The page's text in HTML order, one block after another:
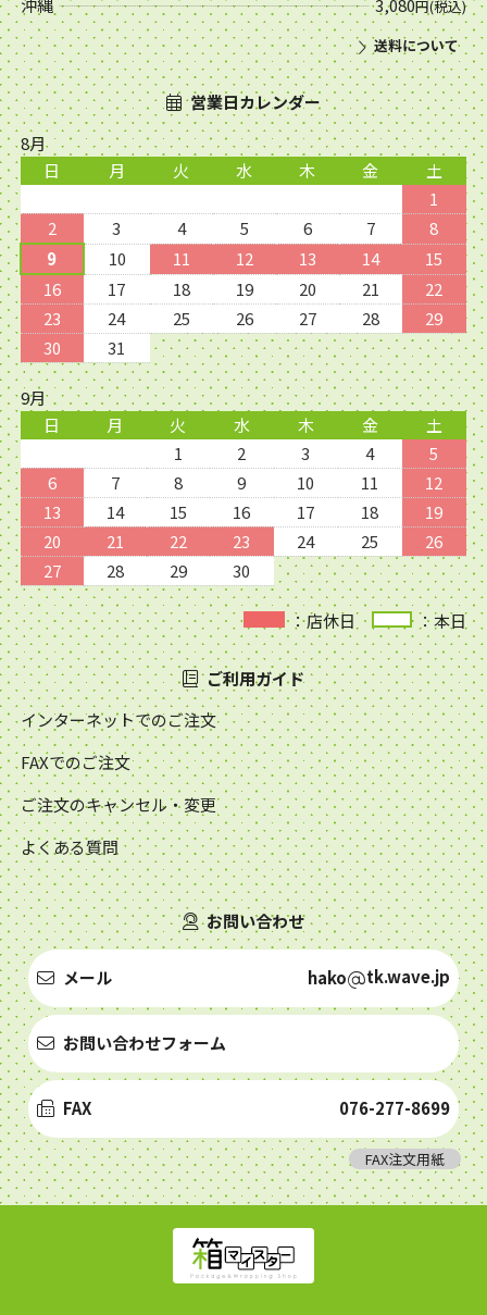
円(税込)
送料について
営業日カレンダー
8月
日
月 火 水 木 金
土
1
2
3 4 5 6 7
8
9
10 11 12 13 14
15
16
17 18 19 20 21
22
23
24 25 26 27 28
29
30
31
9月
日
月 火 水 木 金
土
1
2 3 4
5
6
7 8 9 10 11
12
13
14 15 16 17 18
19
20
21 22 23 24 25
26
27
28 29 30
：店休日 ：本日
ご利用ガイド
インターネットでのご注文
FAXでのご注文
ご注文のキャンセル・変更
よくある質問
お問い合わせ
メール hako tk.wave.jp
お問い合わせフォーム
FAX 076-277-8699
FAX注文用紙